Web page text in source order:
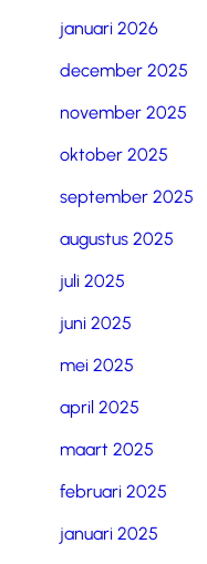
januari 2026
december 2025
november 2025
oktober 2025
september 2025
augustus 2025
juli 2025
juni 2025
mei 2025
april 2025
maart 2025
februari 2025
januari 2025